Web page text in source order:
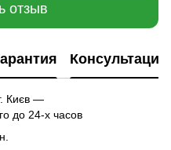
отзыв
Консультация
Києв —
до 24-х часов